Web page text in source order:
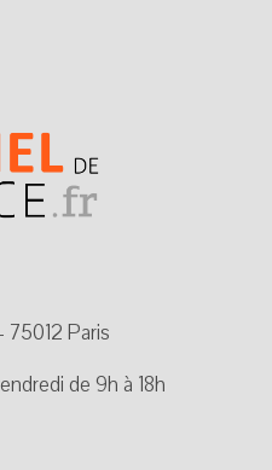
75012 Paris
de 9h à 18h